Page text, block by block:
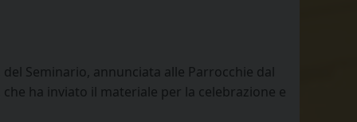
Seminario, annunciata alle Parrocchie dal
ha inviato il materiale per la celebrazione e